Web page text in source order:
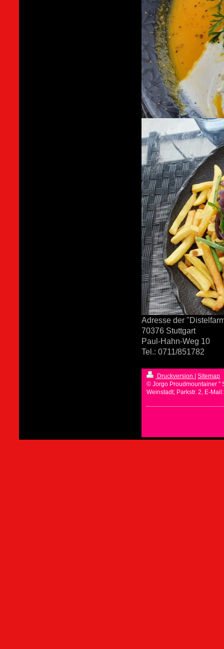
Adresse der
70376 Stuttgart
Paul-Hahn-Weg 10
Tel.: 0711/851782
Druckversion
Sitemap
© Jorgo Proudmountainer "
Weinstadt; Parkstr. 2, E-